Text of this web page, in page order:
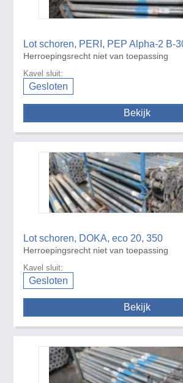
Lot schoren, PERI, PEP Alpha-2 B-
Herroepingsrecht niet van toepassing
Kavel sluit:
Gesloten
Bekijk
Lot schoren, DOKA, eco 20, 350
Herroepingsrecht niet van toepassing
Kavel sluit:
Gesloten
Bekijk